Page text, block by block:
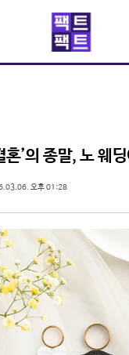
혼’의 종말, 노 웨
오후 01:28